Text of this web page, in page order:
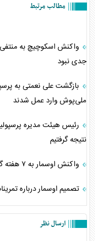
مطالب مرتبط
واکنش اسکوچیچ به
جدی نبود
بازگشت علی نعمتی به
ملی‌پوش وارد عمل شدند
رئیس هیئت مدیره
نتیجه گرفتیم
واکنش اوسمار به ۷ هفته گل نزدن علیپور برای پرسپولیس
تصمیم اوسمار درباره
ارسال نظر